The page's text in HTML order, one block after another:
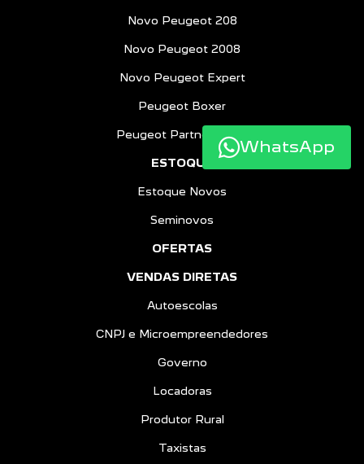
Novo Peugeot 208
Novo Peugeot 2008
Novo Peugeot Expert
Peugeot Boxer
Peugeot Partner Rapid
ESTOQUE
Estoque Novos
Seminovos
OFERTAS
VENDAS DIRETAS
Autoescolas
CNPJ e Microempreendedores
Governo
Locadoras
Produtor Rural
Taxistas
WhatsApp